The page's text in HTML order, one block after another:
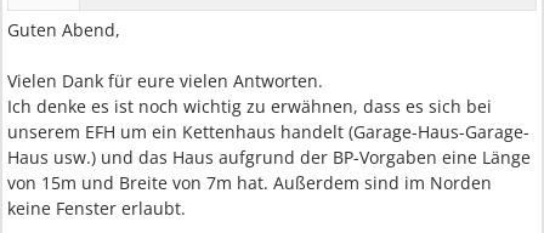
Guten Abend,
Vielen Dank für eure vielen Antworten.
Ich denke es ist noch wichtig zu erwähnen, dass es sich bei
unserem EFH um ein Kettenhaus handelt (Garage-Haus-Garage-
Haus usw.) und das Haus aufgrund der BP-Vorgaben eine Länge
von 15m und Breite von 7m hat. Außerdem sind im Norden
keine Fenster erlaubt.